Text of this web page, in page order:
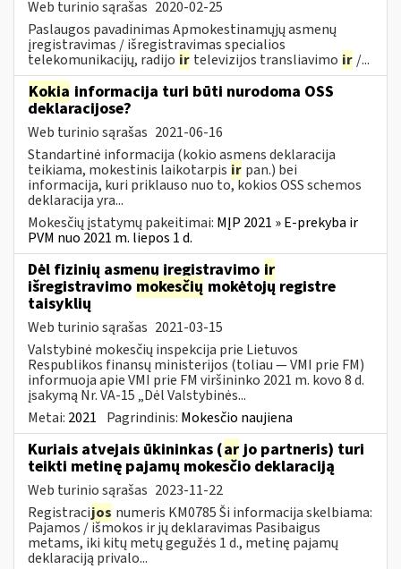
Web turinio sąrašas 2020-02-25
Paslaugos pavadinimas Apmokestinamųjų asmenų
įregistravimas / išregistravimas specialios
telekomunikacijų, radijo ir televizijos transliavimo ir /...
Kokia informacija turi būti nurodoma OSS
deklaracijose?
Web turinio sąrašas 2021-06-16
Standartinė informacija (kokio asmens deklaracija
teikiama, mokestinis laikotarpis ir pan.) bei
informacija, kuri priklauso nuo to, kokios OSS schemos
deklaracija yra...
Mokesčių įstatymų pakeitimai: MĮP 2021 » E-prekyba ir
PVM nuo 2021 m. liepos 1 d.
Dėl fizinių asmenų įregistravimo ir
išregistravimo mokesčių mokėtojų registre
taisyklių
Web turinio sąrašas 2021-03-15
Valstybinė mokesčių inspekcija prie Lietuvos
Respublikos finansų ministerijos (toliau ― VMI prie FM)
informuoja apie VMI prie FM viršininko 2021 m. kovo 8 d.
įsakymą Nr. VA-15 „Dėl Valstybinės...
Metai: 2021 Pagrindinis: Mokesčio naujiena
Kuriais atvejais ūkininkas (arjo partneris) turi
teikti metinę pajamų mokesčio deklaraciją
Web turinio sąrašas 2023-11-22
Registracijos numeris KM0785 Ši informacija skelbiama:
Pajamos / išmokos ir jų deklaravimas Pasibaigus
metams, iki kitų metų gegužės 1 d., metinę pajamų
deklaraciją privalo...